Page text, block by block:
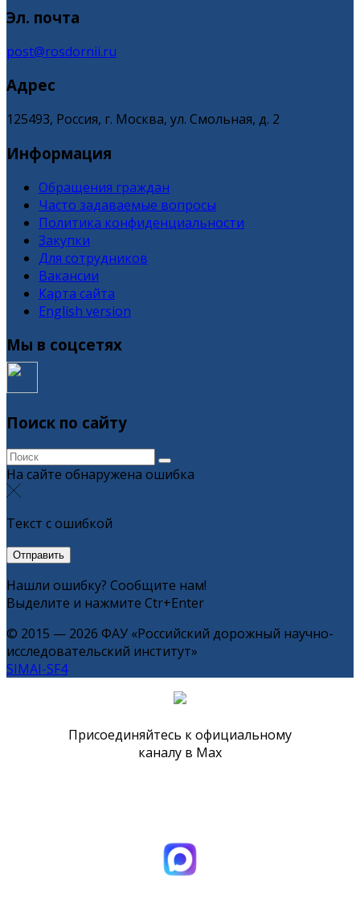
Эл. почта
post@rosdornii.ru
Адрес
125493, Россия, г. Москва, ул. Смольная, д. 2
Информация
Обращения граждан
Часто задаваемые вопросы
Политика конфиденциальности
Закупки
Для сотрудников
Вакансии
Карта сайта
English version
Мы в соцсетях
Поиск по сайту
На сайте обнаружена ошибка
Текст с ошибкой
Нашли ошибку? Сообщите нам!
Выделите и нажмите Ctr+Enter
© 2015 — 2026 ФАУ «Российский дорожный научно-
исследовательский институт»
SIMAI-SF4
Присоединяйтесь к официальному
каналу в Max